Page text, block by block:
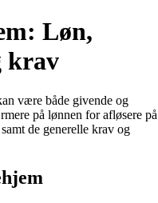
Løn,
krav
være både givende og
på lønnen for afløsere på
de generelle krav og